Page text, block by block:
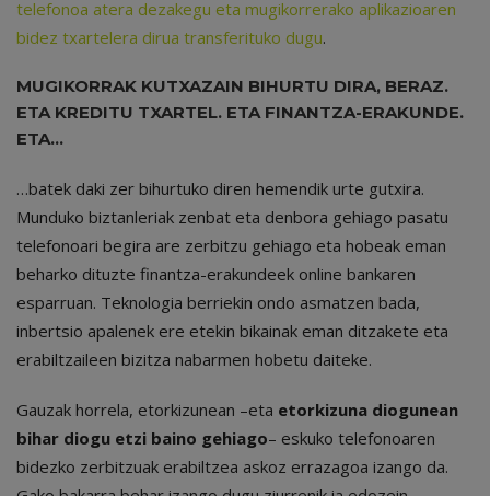
telefonoa atera dezakegu eta mugikorrerako aplikazioaren
bidez txartelera dirua transferituko dugu.
MUGIKORRAK KUTXAZAIN BIHURTU DIRA, BERAZ.
ETA KREDITU TXARTEL. ETA FINANTZA-ERAKUNDE.
ETA…
…batek daki zer bihurtuko diren hemendik urte gutxira.
Munduko biztanleriak zenbat eta denbora gehiago pasatu
telefonoari begira are zerbitzu gehiago eta hobeak eman
beharko dituzte finantza-erakundeek online bankaren
esparruan. Teknologia berriekin ondo asmatzen bada,
inbertsio apalenek ere etekin bikainak eman ditzakete eta
erabiltzaileen bizitza nabarmen hobetu daiteke.
Gauzak horrela, etorkizunean –eta etorkizuna diogunean
bihar diogu etzi baino gehiago– eskuko telefonoaren
bidezko zerbitzuak erabiltzea askoz errazagoa izango da.